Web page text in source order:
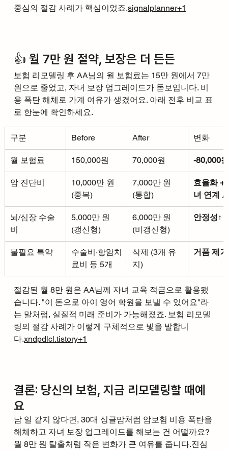
중심의 절감 사례가 핵심이었죠.signalplanner+1
👍 월 7만 원 절약, 보장은 더 든든
보험 리모델링 후 AA님의 월 보험료는 15만 원에서 7만
원으로 줄었고, 자녀 보장 업그레이드가 돋보입니다. 비
용 폭탄 해체로 가계 여유가 생겼어요. 아래 전후 비교 표
로 한눈에 확인하세요.
구분 Before After 변화
월 보험료 150,000원 70,000원 -80,000
암 진단비
10,000만 원
(중복)
7,000만 원
(통합)
효율화 +
녀 연계
뇌/심장 수술
비
5,000만 원
(갱신형)
6,000만 원
(비갱신형)
안정성↑
불필요 특약
수술비·항암치
료비 등 5개
삭제 (3개 유
지)
거품 제거
절감된 월 8만 원은 AA님께 자녀 교육 적금으로 활용됐
습니다. "이 돈으로 아이 영어 학원을 보낼 수 있어요"라
는 말처럼, 실질적 미래 준비가 가능해졌죠. 보험 리모델
링의 절감 사례가 이렇게 구체적으로 빛을 발합니
다.xndpdlcl.tistory+1
결론: 당신의 보험, 지금 리모델링할 때예
요
남 일 같지 않다면, 30대 싱글맘처럼 암보험 비용 폭탄을
해체하고 자녀 보장 업그레이드를 해보는 건 어떨까요?
월 8만 원 탈출처럼 작은 변화가 큰 여유를 줍니다.진심